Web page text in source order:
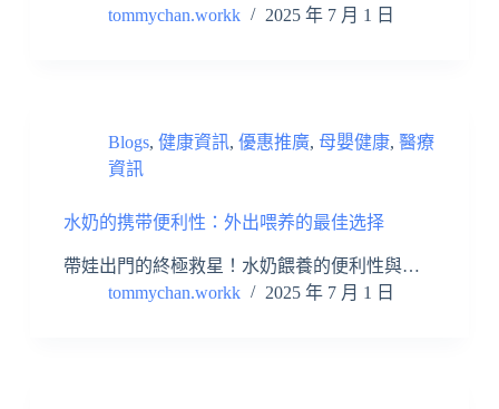
tommychan.workk
2025 年 7 月 1 日
Blogs, 健康資訊, 優惠推廣, 母嬰健康, 醫療
資訊
水奶的携带便利性：外出喂养的最佳选择
帶娃出門的終極救星！水奶餵養的便利性與…
tommychan.workk
2025 年 7 月 1 日